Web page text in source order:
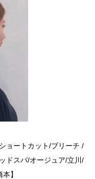
ョートカット/ブリーチ /
ドスパ/オージュア/立川/
】